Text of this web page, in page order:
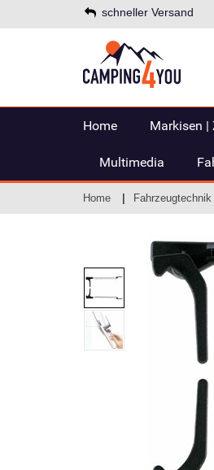
schneller Versand
Home Markisen |
Multimedia
Home